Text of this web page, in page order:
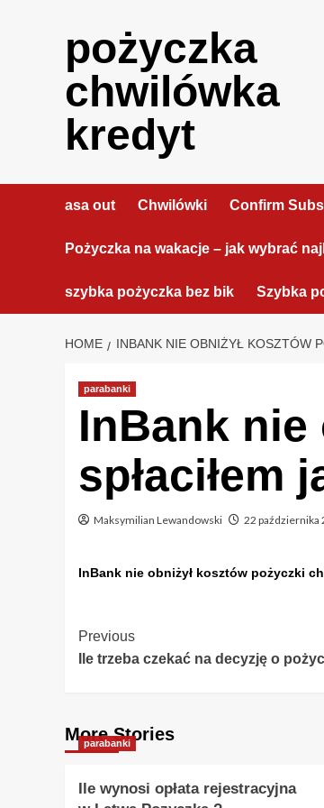
pożyczka
chwilówka
kredyt
asa out Chwilówki Confirm
Pożyczka na wakacje – jak wybrać
szybka pożyczka bez bik Szybka
HOME INBANK NIE OBNIŻYŁ KOSZTÓW
parabanki
InBank nie
spłaciłem
Maksymilian Lewandowski 22 października
InBank nie obniżył kosztów pożyczki
Post
Navigation
Previous
Ile trzeba czekać na decyzję o
More Stories
parabanki
Ile wynosi opłata rejestracyjna